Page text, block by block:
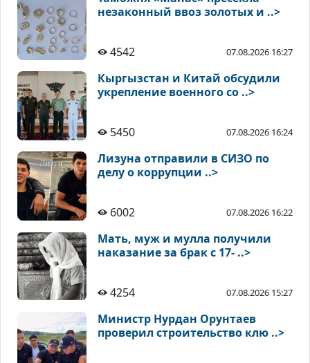
незаконный ввоз золотых и ..>
4542 07.08.2026 16:27
Кыргызстан и Китай обсудили
укрепление военного со ..>
5450 07.08.2026 16:24
Лизуна отправили в СИЗО по
делу о коррупции ..>
6002 07.08.2026 16:22
Мать, муж и мулла получили
наказание за брак с 17- ..>
4254 07.08.2026 15:27
Министр Нурдан Орунтаев
проверил строительство клю ..>